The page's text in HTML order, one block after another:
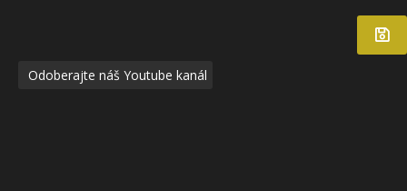
Odoberajte náš Youtube kanál